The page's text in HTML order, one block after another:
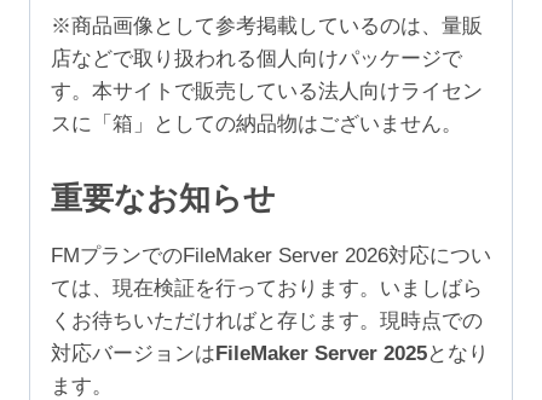
続
ラ
イ
セ
ス
追
加
2
年
（1-
9
※商品画像として参考掲載しているのは、量販
店などで取り扱われる個人向けパッケージで
す。本サイトで販売している法人向けライセン
スに「箱」としての納品物はございません。
重要なお知らせ
FMプランでのFileMaker Server 2026対応につい
ては、現在検証を行っております。いましばら
くお待ちいただければと存じます。現時点での
対応バージョンは FileMaker Server 2025となり
ます。